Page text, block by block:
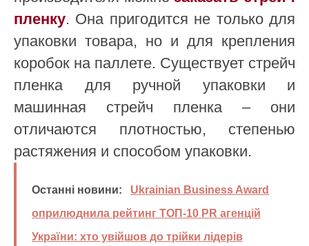
пленку. Она пригодится не только для
упаковки товара, но и для крепления
коробок на паллете. Существует стрейч
пленка для ручной упаковки и
машинная стрейч пленка – они
отличаются плотностью, степенью
растяжения и способом упаковки.
Останні новини:
Ukrainian Business Award
оприлюднила рейтинг ТОП-10 PR агенцій
України: хто увійшов до трійки лідерів